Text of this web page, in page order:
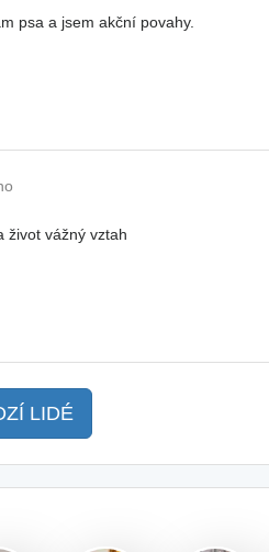
psa a jsem akční povahy.
život vážný vztah
LIDÉ